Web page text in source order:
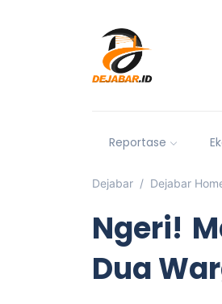
Reportase
Dejabar Dejabar
Ngeri!
Dua